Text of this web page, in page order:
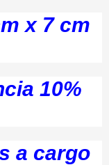
x 7 cm
10%
a cargo